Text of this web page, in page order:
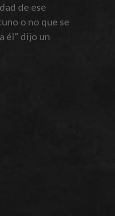
de ese
o no que se
él” dijo un